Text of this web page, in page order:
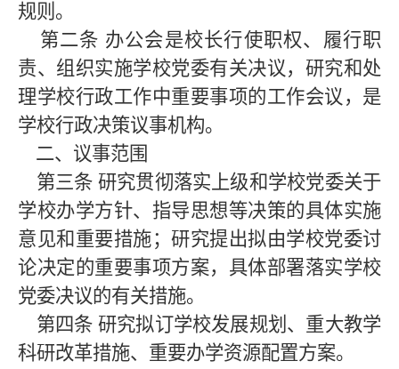
规则。
第二条 办公会是校长行使职权、履行职
责、组织实施学校党委有关决议，研究和处
理学校行政工作中重要事项的工作会议，是
学校行政决策议事机构。
二、议事范围
第三条 研究贯彻落实上级和学校党委关于
学校办学方针、指导思想等决策的具体实施
意见和重要措施；研究提出拟由学校党委讨
论决定的重要事项方案，具体部署落实学校
党委决议的有关措施。
第四条 研究拟订学校发展规划、重大教学
科研改革措施、重要办学资源配置方案。